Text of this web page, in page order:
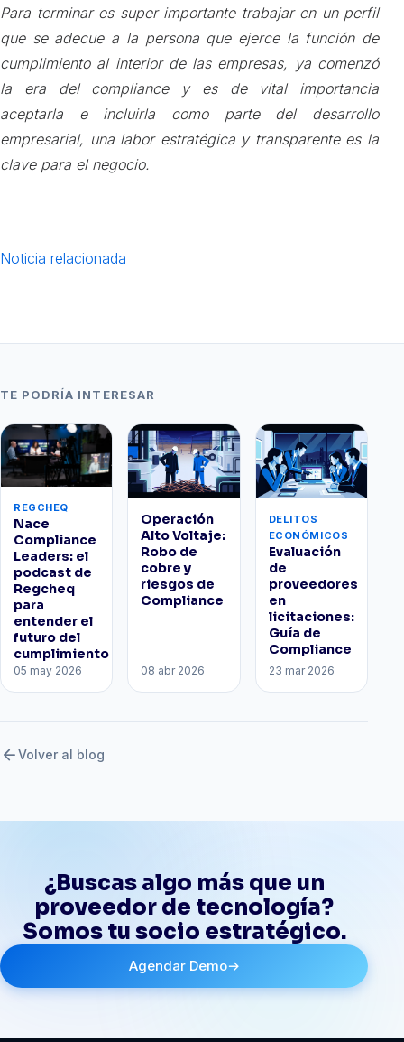
Para terminar es super importante trabajar en un perfil
que se adecue a la persona que ejerce la función de
cumplimiento al interior de las empresas, ya comenzó
la era del compliance y es de vital importancia
aceptarla e incluirla como parte del desarrollo
empresarial, una labor estratégica y transparente es la
clave para el negocio.
Noticia relacionada
TE PODRÍA INTERESAR
REGCHEQ
Nace
Compliance
Leaders: el
podcast de
Regcheq
para
entender el
futuro del
cumplimiento
05 may 2026
Operación
Alto Voltaje:
Robo de
cobre y
riesgos de
Compliance
08 abr 2026
DELITOS
ECONÓMICOS
Evaluación
de
proveedores
en
licitaciones:
Guía de
Compliance
23 mar 2026
arrow_backVolver al blog
¿Buscas algo más que un
proveedor de tecnología?
Somos tu socio estratégico.
Agendar Demo→